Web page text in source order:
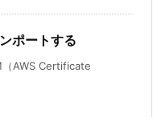
ポートする
AWS Certificate